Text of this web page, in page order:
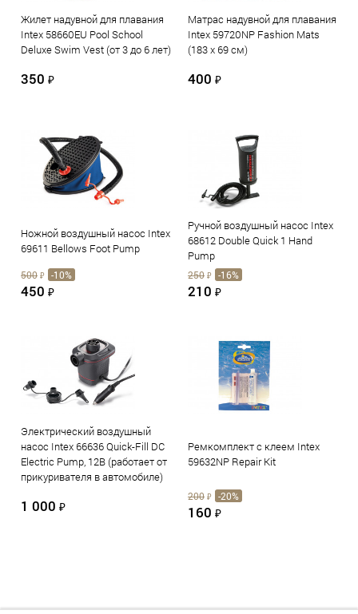
Жилет надувной для плавания
Intex 58660EU Pool School
Deluxe Swim Vest (от 3 до 6 лет)
350 ₽
Матрас надувной для плавания
Intex 59720NP Fashion Mats
(183 х 69 см)
400 ₽
Ножной воздушный насос Intex
69611 Bellows Foot Pump
500 ₽ -10%
450 ₽
Ручной воздушный насос Intex
68612 Double Quick 1 Hand
Pump
250 ₽ -16%
210 ₽
Электрический воздушный
насос Intex 66636 Quick-Fill DC
Electric Pump, 12В (работает от
прикуривателя в автомобиле)
1 000 ₽
Ремкомплект с клеем Intex
59632NP Repair Kit
200 ₽ -20%
160 ₽